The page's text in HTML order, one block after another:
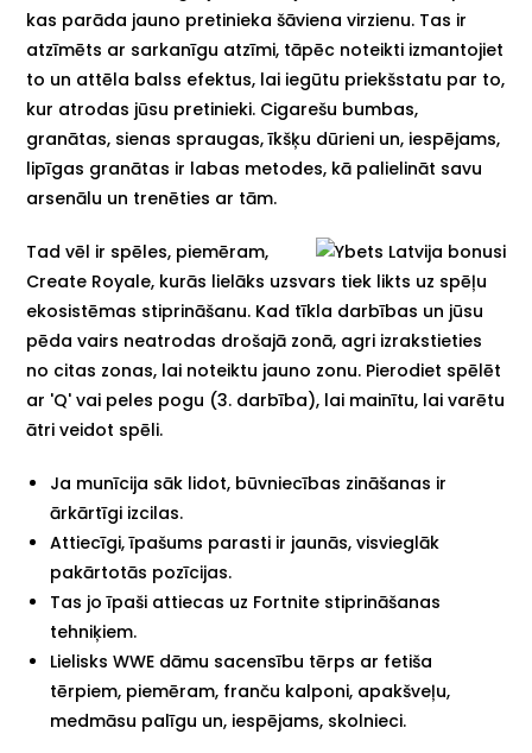
kas parāda jauno pretinieka šāviena virzienu. Tas ir
atzīmēts ar sarkanīgu atzīmi, tāpēc noteikti izmantojiet
to un attēla balss efektus, lai iegūtu priekšstatu par to,
kur atrodas jūsu pretinieki. Cigarešu bumbas,
granātas, sienas spraugas, īkšķu dūrieni un, iespējams,
lipīgas granātas ir labas metodes, kā palielināt savu
arsenālu un trenēties ar tām.
Tad vēl ir spēles, piemēram,
Create Royale, kurās lielāks uzsvars tiek likts uz spēļu
ekosistēmas stiprināšanu. Kad tīkla darbības un jūsu
pēda vairs neatrodas drošajā zonā, agri izrakstieties
no citas zonas, lai noteiktu jauno zonu. Pierodiet spēlēt
ar 'Q' vai peles pogu (3. darbība), lai mainītu, lai varētu
ātri veidot spēli.
Ja munīcija sāk lidot, būvniecības zināšanas ir
ārkārtīgi izcilas.
Attiecīgi, īpašums parasti ir jaunās, visvieglāk
pakārtotās pozīcijas.
Tas jo īpaši attiecas uz Fortnite stiprināšanas
tehniķiem.
Lielisks WWE dāmu sacensību tērps ar fetiša
tērpiem, piemēram, franču kalponi, apakšveļu,
medmāsu palīgu un, iespējams, skolnieci.